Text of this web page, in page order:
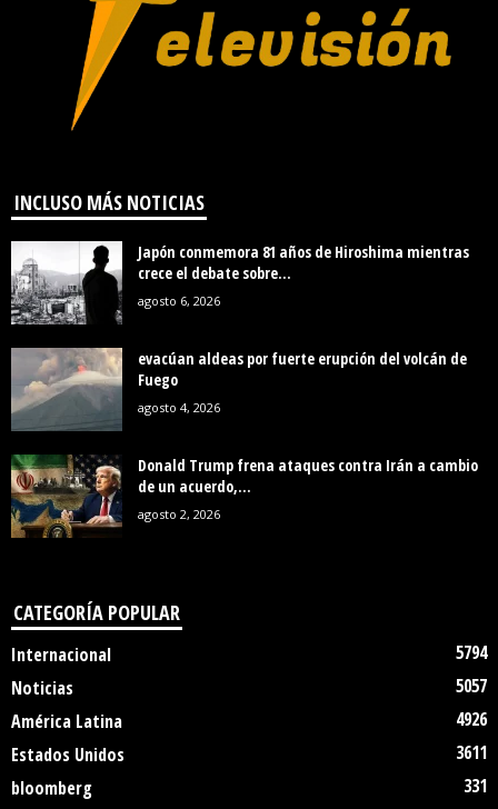
INCLUSO MÁS NOTICIAS
Japón conmemora 81 años de Hiroshima mientras
crece el debate sobre...
agosto 6, 2026
evacúan aldeas por fuerte erupción del volcán de
Fuego
agosto 4, 2026
Donald Trump frena ataques contra Irán a cambio
de un acuerdo,...
agosto 2, 2026
CATEGORÍA POPULAR
Internacional
5794
Noticias
5057
América Latina
4926
Estados Unidos
3611
bloomberg
331